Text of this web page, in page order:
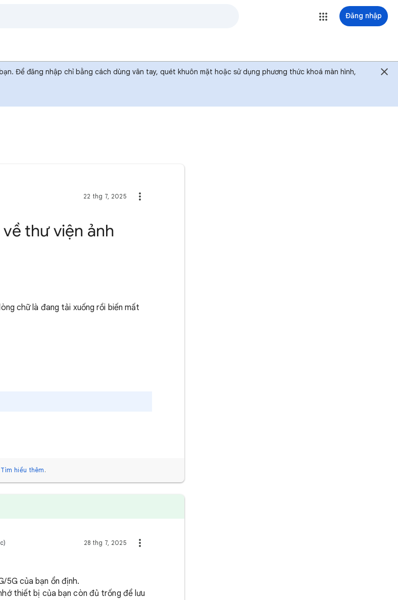
Đăng nhập
Để đăng nhập chỉ bằng cách dùng vân tay, quét khuôn mặt hoặc sử dụng phương thức khoá màn hình,
22 thg 7, 2025
thư viện ảnh
chữ là đang tải xuống rồi biến mất
Tìm hiểu thêm .
28 thg 7, 2025
5G của bạn ổn định.
thiết bị của bạn còn đủ trống để lưu